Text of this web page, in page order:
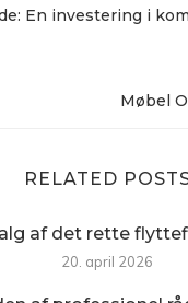
En investering i
Møbel
RELATED
af det rette
20. april 2026